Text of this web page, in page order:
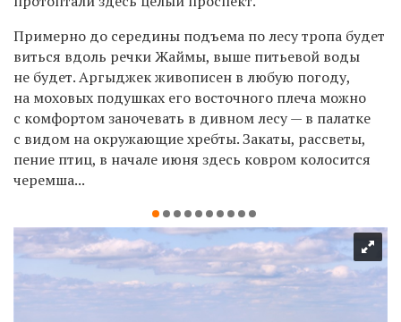
Примерно до середины подъема по лесу тропа будет
виться вдоль речки Жаймы, выше питьевой воды
не будет. Аргыджек живописен в любую погоду,
на моховых подушках его восточного плеча можно
с комфортом заночевать в дивном лесу — в палатке
с видом на окружающие хребты. Закаты, рассветы,
пение птиц, в начале июня здесь ковром колосится
черемша...